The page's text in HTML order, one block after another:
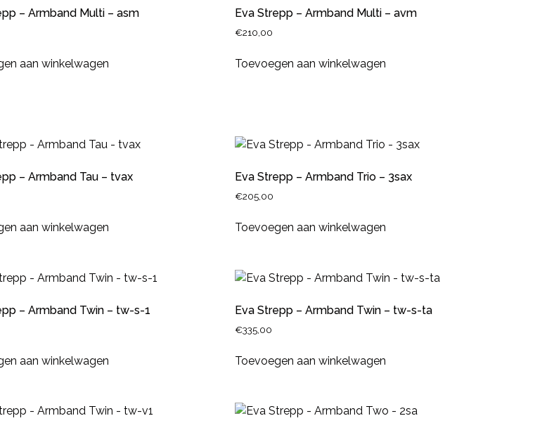
– Armband Multi – asm
aan winkelwagen
Eva Strepp – Armband Multi – avm
€210,00
Toevoegen aan winkelwagen
– Armband Tau – tvax
aan winkelwagen
Eva Strepp – Armband Trio – 3sax
€205,00
Toevoegen aan winkelwagen
– Armband Twin – tw-s-1
aan winkelwagen
Eva Strepp – Armband Twin – tw-s-ta
€335,00
Toevoegen aan winkelwagen